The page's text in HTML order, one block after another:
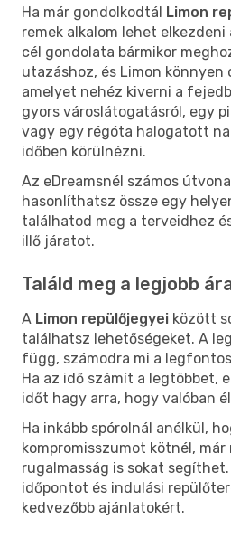
Ha már gondolkodtál Limon
remek alkalom lehet
cél gondolata bármikor
utazáshoz, és Limon könnyen
amelyet nehéz kiverni a
gyors városlátogatásról, egy
vagy egy régóta halogatott
időben körülnézni.
Az eDreamsnél számos
hasonlíthatsz össze egy
találhatod meg a terveidhez
illő járatot.
Találd meg a legjobb
A Limon repülőjegyei között
találhatsz lehetőségeket. A
függ, számodra mi a
Ha az idő számít a legtöbbet,
időt hagy arra, hogy valóban
Ha inkább spórolnál anélkül,
kompromisszumot kötnél, már
rugalmasság is sokat
időpontot és indulási
kedvezőbb ajánlatokért.